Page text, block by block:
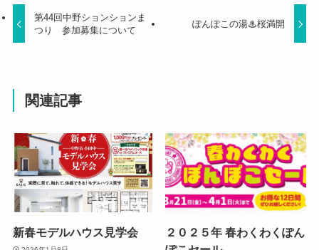
第44回中野ションションま
つり 参加募集について
ぽんぽこの湯♨桜満開
関連記事
新春モデルハウス見学会
２０２５年 春わくわくぽん